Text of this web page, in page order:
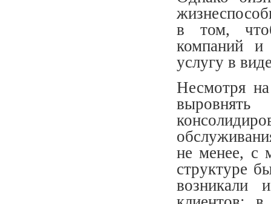
в том,
компаний и
услугу в
Несмотря
не менее, с
структуре
возникали